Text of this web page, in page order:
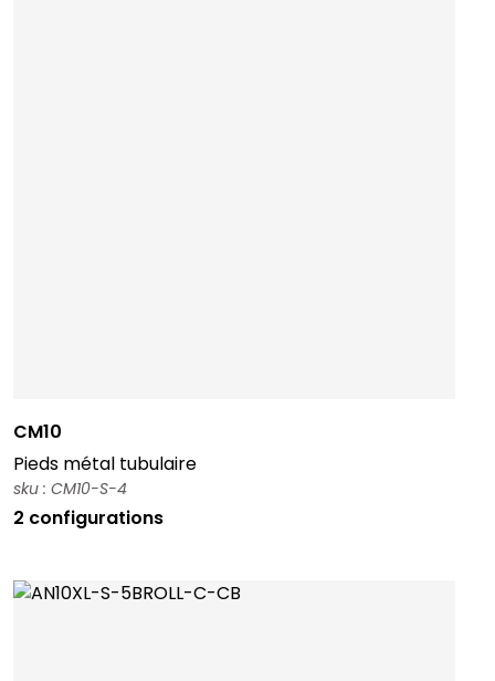
CM10
Pieds métal tubulaire
sku : CM10-S-4
2 configurations